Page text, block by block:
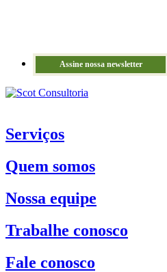
Assine nossa newsletter
Serviços
Quem somos
Nossa equipe
Trabalhe conosco
Fale conosco